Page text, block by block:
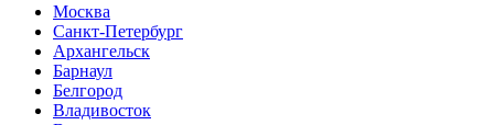
Москва
Санкт-Петербург
Архангельск
Барнаул
Белгород
Владивосток